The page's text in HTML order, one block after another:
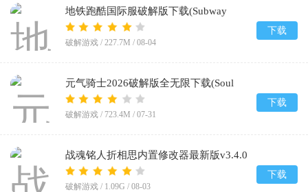
地铁跑酷国际服破解版下载(Subway
Surf)v3.67.0
破解游戏 / 227.7M / 08-04
下载
元气骑士2026破解版全无限下载(Soul
Knight)v8.4.0
破解游戏 / 723.4M / 07-31
下载
战魂铭人折相思内置修改器最新版v3.4.0
破解游戏 / 1.09G / 08-03
下载